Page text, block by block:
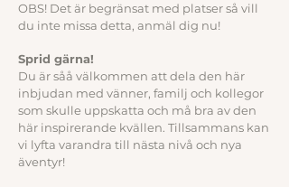
Oavsett om du är fokuserad på att förbättra
ditt välmående och fysisk eller mental hälsa,
förändring och följa dina drömmar, så
kommer du att få inspiration och stöd här.*
Värdefulla insikter, praktiska verktyg och
inspiration för att kickstarta din resa mot ett
av balans, energi, passion och mening.
En känsla av din potential, alla framtida
spännande möjligheter och din förmåga att
skapa en meningsfull förändring!
OBS! Det är begränsat med platser så vill
du inte missa detta, anmäl dig nu!
Sprid gärna!
Du är såå välkommen att dela den här
inbjudan med vänner, familj och kollegor
som skulle uppskatta och må bra av den
här inspirerande kvällen. Tillsammans kan
vi lyfta varandra till nästa nivå och nya
äventyr!